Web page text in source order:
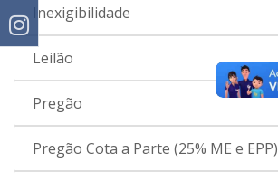
Inexigibilidade
Leilão
Pregão
Pregão Cota a Parte (25% ME e EPP)